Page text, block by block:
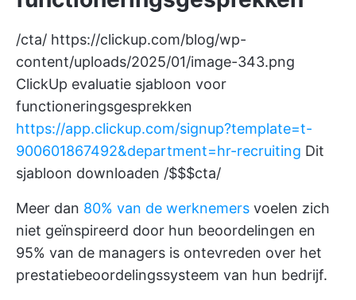
/cta/ https://clickup.com/blog/wp-
content/uploads/2025/01/image-343.png
ClickUp evaluatie sjabloon voor
functioneringsgesprekken
https://app.clickup.com/signup?template=t-
900601867492&department=hr-recruiting Dit
sjabloon downloaden /$$$cta/
Meer dan 80% van de werknemers voelen zich
niet geïnspireerd door hun beoordelingen en
95% van de managers is ontevreden over het
prestatiebeoordelingssysteem van hun bedrijf.